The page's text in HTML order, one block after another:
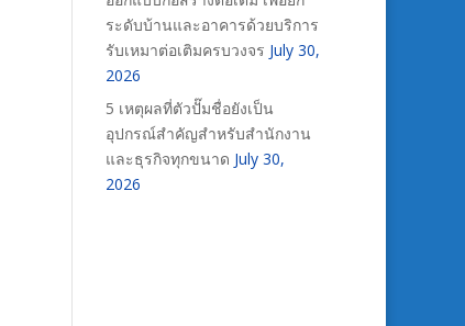
ระดับบ้านและอาคารด้วยบริการ
รับเหมาต่อเติมครบวงจร July 30,
2026
5 เหตุผลที่ตัวปั๊มชื่อยังเป็น
อุปกรณ์สำคัญสำหรับสำนักงาน
และธุรกิจทุกขนาด July 30,
2026